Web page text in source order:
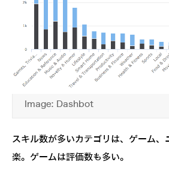
Image: Dashbot
スキル数が多いカテゴリは、ゲーム、
楽。ゲームは評価数も多い。